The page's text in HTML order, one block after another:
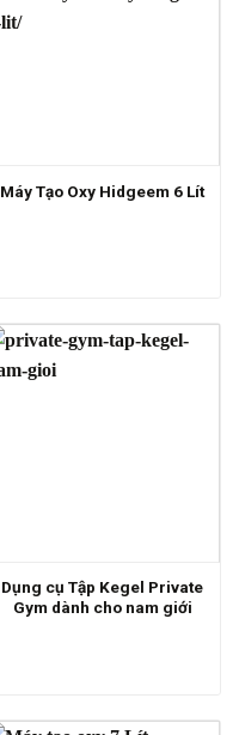
Máy Tạo Oxy Hidgeem 6 Lít
Dụng cụ Tập Kegel Private
Gym dành cho nam giới